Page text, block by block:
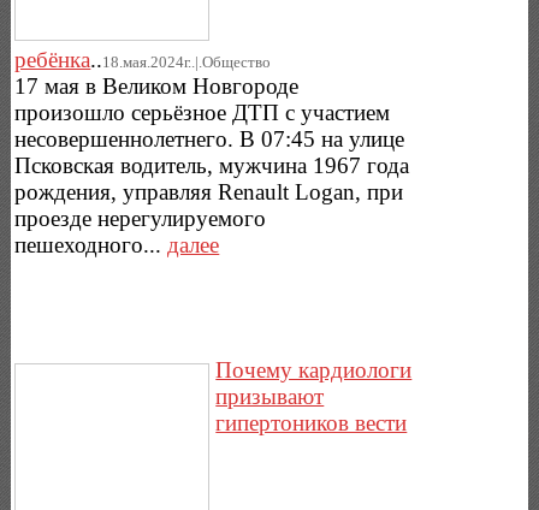
ребёнка..18.мая.2024г..|.Общество
17 мая в Великом Новгороде
произошло серьёзное ДТП с участием
несовершеннолетнего. В 07:45 на улице
Псковская водитель, мужчина 1967 года
рождения, управляя Renault Logan, при
проезде нерегулируемого
пешеходного...далее
Почему кардиологи
призывают
гипертоников вести